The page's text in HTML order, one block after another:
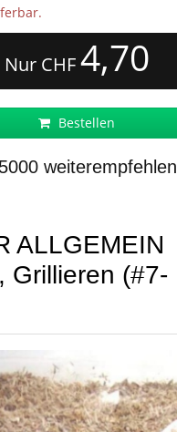
Nur CHF4,70
Bestellen
weiterempfehlen
Grillieren (#7-